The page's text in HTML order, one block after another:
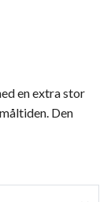
en extra stor
Den